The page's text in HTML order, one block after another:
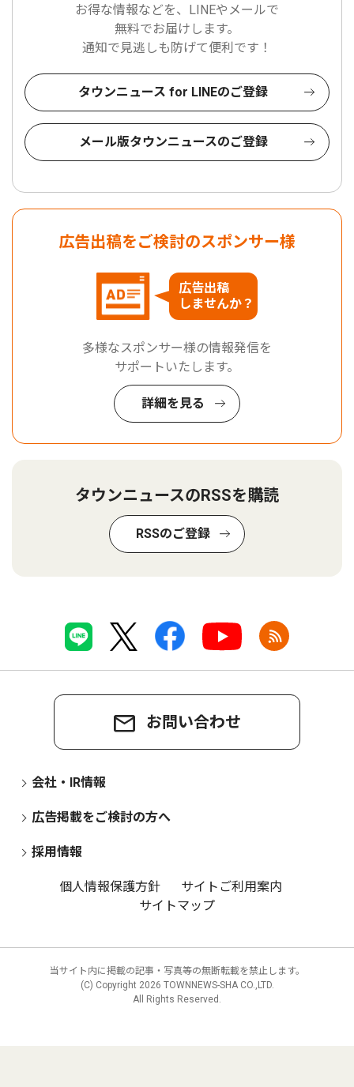
お得な情報などを、LINEやメールで
無料でお届けします。
通知で見逃しも防げて便利です！
タウンニュース for LINEのご登録
メール版タウンニュースのご登録
広告出稿をご検討のスポンサー様
広告出稿
しませんか？
多様なスポンサー様の情報発信を
サポートいたします。
詳細を見る
タウンニュースのRSSを購読
RSSのご登録
お問い合わせ
会社・IR情報
広告掲載をご検討の方へ
採用情報
個人情報保護方針
サイトご利用案内
サイトマップ
当サイト内に掲載の記事・写真等の無断転載を禁止します。
(C) Copyright 2026 TOWNNEWS-SHA CO.,LTD.
All Rights Reserved.